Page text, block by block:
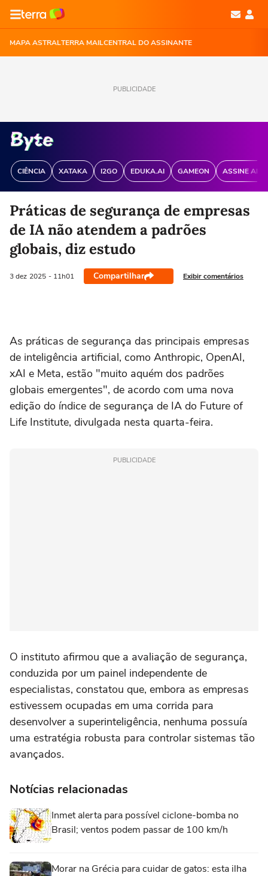
MAPA ASTRALTERRA MAILCENTRAL DO ASSINANTE
PUBLICIDADE
CIÊNCIA XATAKA I2GO EDUKA.AI GAMEON ASSINE
Práticas de segurança de empresas
de IA não atendem a padrões
globais, diz estudo
3 dez 2025 - 11h01 Compartilhar Exibir comentários
As práticas de segurança das principais empresas
de inteligência artificial, como Anthropic, OpenAI,
xAI e Meta, estão "muito aquém dos padrões
globais emergentes", de acordo com uma nova
edição do índice de segurança de IA do Future of
Life Institute, divulgada nesta quarta-feira.
PUBLICIDADE
O instituto afirmou que a avaliação de segurança,
conduzida por um painel independente de
especialistas, constatou que, embora as empresas
estivessem ocupadas em uma corrida para
desenvolver a superinteligência, nenhuma possuía
uma estratégia robusta para controlar sistemas tão
avançados.
Notícias relacionadas
Inmet alerta para possível ciclone-bomba no
Brasil; ventos podem passar de 100 km/h
Morar na Grécia para cuidar de gatos: esta ilha